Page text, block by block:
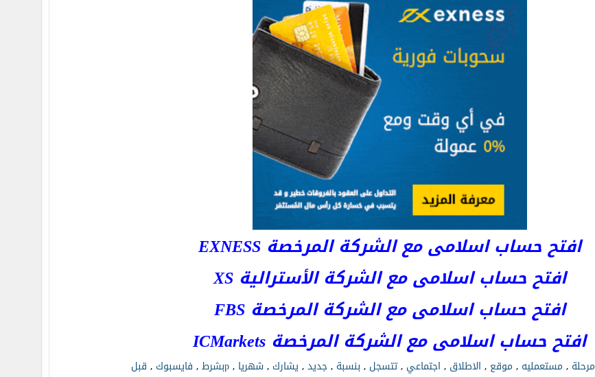
افتح حساب اسلامى مع الشركة المرخصة EXNESS
افتح حساب اسلامى مع الشركة الأسترالية XS
افتح حساب اسلامى مع الشركة المرخصة FBS
افتح حساب اسلامى مع الشركة المرخصة ICMarkets
مرحلة , مستعمليه , موقع , الاطلاق , اجتماعي ,تتسجل , بنسبة ,جديد, يشارك ,شهريا ,pبشرط , فايسبوك , قبل